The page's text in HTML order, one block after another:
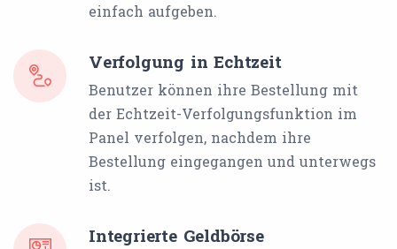
einfach aufgeben.
Verfolgung in Echtzeit
Benutzer können ihre Bestellung mit
der Echtzeit-Verfolgungsfunktion im
Panel verfolgen, nachdem ihre
Bestellung eingegangen und unterwegs
ist.
Integrierte Geldbörse